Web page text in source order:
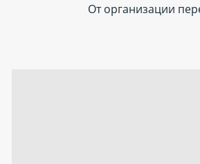
От организации